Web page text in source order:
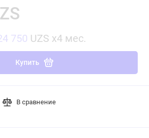
750 UZS x4 мес.
Купить
В сравнение